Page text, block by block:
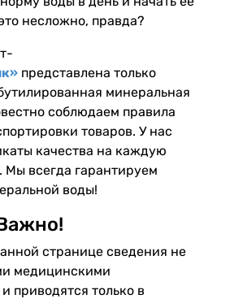
несложно, правда?
представлена только
минеральная
соблюдаем правила
товаров. У нас
качества на каждую
Мы всегда гарантируем
воды!
странице сведения не
медицинскими
приводятся только в